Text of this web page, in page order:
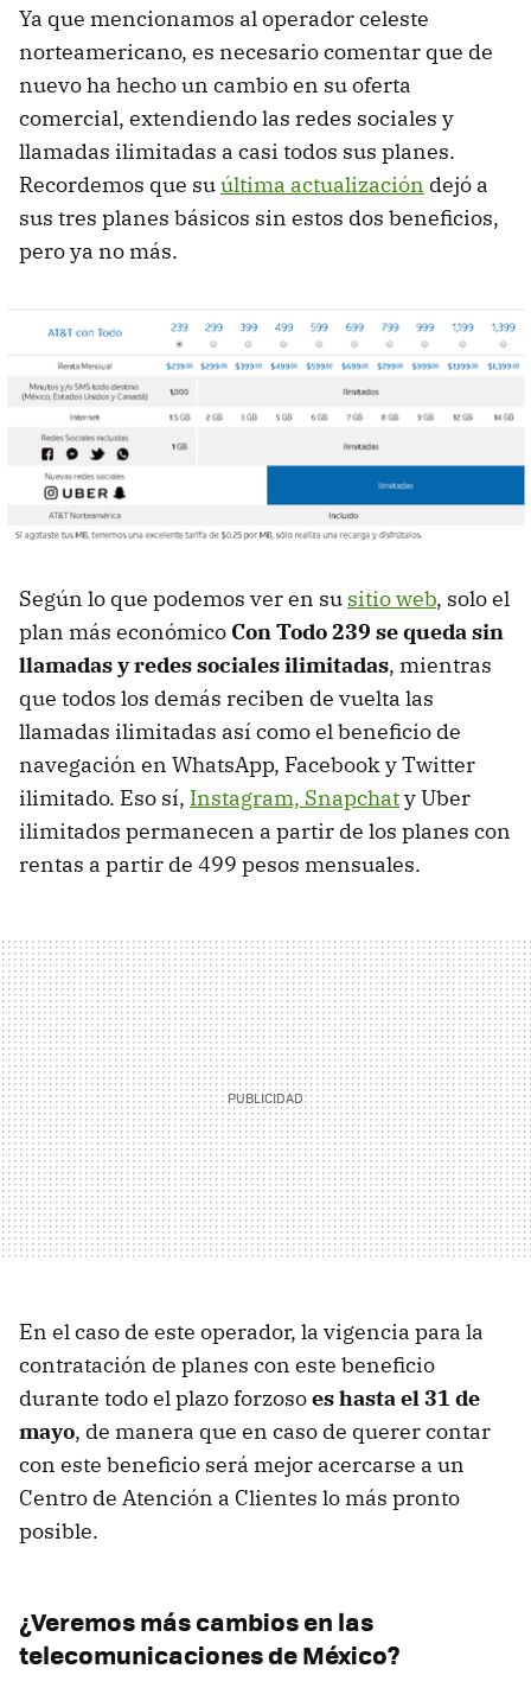
Ya que mencionamos al operador celeste
norteamericano, es necesario comentar que de
nuevo ha hecho un cambio en su oferta
comercial, extendiendo las redes sociales y
llamadas ilimitadas a casi todos sus planes.
Recordemos que suúltima actualización dejó a
sus tres planes básicos sin estos dos beneficios,
pero ya no más.
Según lo que podemos ver en su sitio web, solo el
plan más económico Con Todo 239 se queda sin
llamadas y redes sociales ilimitadas, mientras
que todos los demás reciben de vuelta las
llamadas ilimitadas así como el beneficio de
navegación en WhatsApp, Facebook y Twitter
ilimitado. Eso sí, Instagram, Snapchaty Uber
ilimitados permanecen a partir de los planes con
rentas a partir de 499 pesos mensuales.
En el caso de este operador, la vigencia para la
contratación de planes con este beneficio
durante todo el plazo forzosoes hasta el 31 de
mayo, de manera que en caso de querer contar
con este beneficio será mejor acercarse a un
Centro de Atención a Clientes lo más pronto
posible.
¿Veremos más cambios en las
telecomunicaciones de México?